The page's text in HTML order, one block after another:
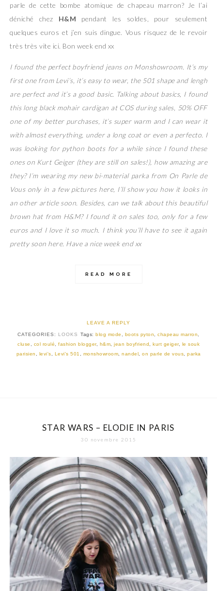
parle de cette bombe atomique de chapeau marron? Je l’ai
déniché chez H&M pendant les soldes, pour seulement
quelques euros et j’en suis dingue. Vous risquez de le revoir
très très vite ici. Bon week end xx
I found the perfect boyfriend jeans on Monshowroom. It’s my
first one from Levi’s, it’s easy to wear, the 501 shape and lengh
are perfect and it’s a good basic. Talking about basics, I found
this long black mohair cardigan at COS during sales, 50% OFF
one of my better purchases, it’s super warm and I can wear it
with almost everything, under a long coat or even a perfecto. I
was looking for python boots for a while since I found these
ones on Kurt Geiger (they are still on sales!), how amazing are
they? I’m wearing my new bi-material parka from On Parle de
Vous only in a few pictures here, I’ll show you how it looks in
an other article soon. Besides, can we talk about this beautiful
brown hat from H&M? I found it on sales too, only for a few
euros and I love it so much. I think you’ll have to see it again
pretty soon here. Have a nice week end xx
READ MORE
LEAVE A REPLY
CATEGORIES: LOOKS Tags:blog mode boots pyton ,chapeau marron
cluse
col roulé fashion blogger, h&m jean boyfriend kurt geiger, le souk
parisien
levi's Levi's 501 monshowroom nandel on parle de vous parka
STAR WARS – ELODIE IN PARIS
30 novembre 2015